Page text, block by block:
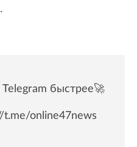
быстрее🚀
t.me/online47news